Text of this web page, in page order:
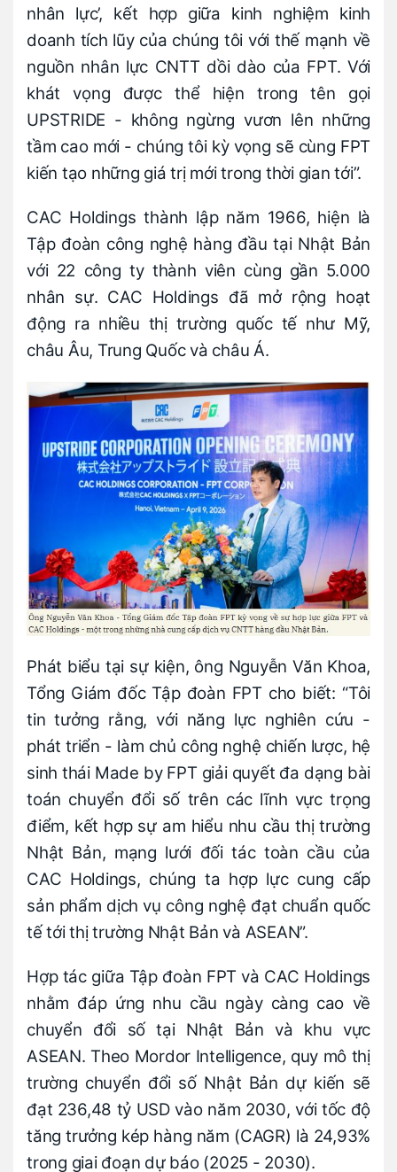
nhân lực’, kết hợp giữa kinh nghiệm kinh
doanh tích lũy của chúng tôi với thế mạnh về
nguồn nhân lực CNTT dồi dào của FPT. Với
khát vọng được thể hiện trong tên gọi
UPSTRIDE - không ngừng vươn lên những
tầm cao mới - chúng tôi kỳ vọng sẽ cùng FPT
kiến tạo những giá trị mới trong thời gian tới”.
CAC Holdings thành lập năm 1966, hiện là
Tập đoàn công nghệ hàng đầu tại Nhật Bản
với 22 công ty thành viên cùng gần 5.000
nhân sự. CAC Holdings đã mở rộng hoạt
động ra nhiều thị trường quốc tế như Mỹ,
châu Âu, Trung Quốc và châu Á.
Phát biểu tại sự kiện, ông Nguyễn Văn Khoa,
Tổng Giám đốc Tập đoàn FPT cho biết: “Tôi
tin tưởng rằng, với năng lực nghiên cứu -
phát triển - làm chủ công nghệ chiến lược, hệ
sinh thái Made by FPT giải quyết đa dạng bài
toán chuyển đổi số trên các lĩnh vực trọng
điểm, kết hợp sự am hiểu nhu cầu thị trường
Nhật Bản, mạng lưới đối tác toàn cầu của
CAC Holdings, chúng ta hợp lực cung cấp
sản phẩm dịch vụ công nghệ đạt chuẩn quốc
tế tới thị trường Nhật Bản và ASEAN”.
Hợp tác giữa Tập đoàn FPT và CAC Holdings
nhằm đáp ứng nhu cầu ngày càng cao về
chuyển đổi số tại Nhật Bản và khu vực
ASEAN. Theo Mordor Intelligence, quy mô thị
trường chuyển đổi số Nhật Bản dự kiến sẽ
đạt 236,48 tỷ USD vào năm 2030, với tốc độ
tăng trưởng kép hàng năm (CAGR) là 24,93%
trong giai đoạn dự báo (2025 - 2030).